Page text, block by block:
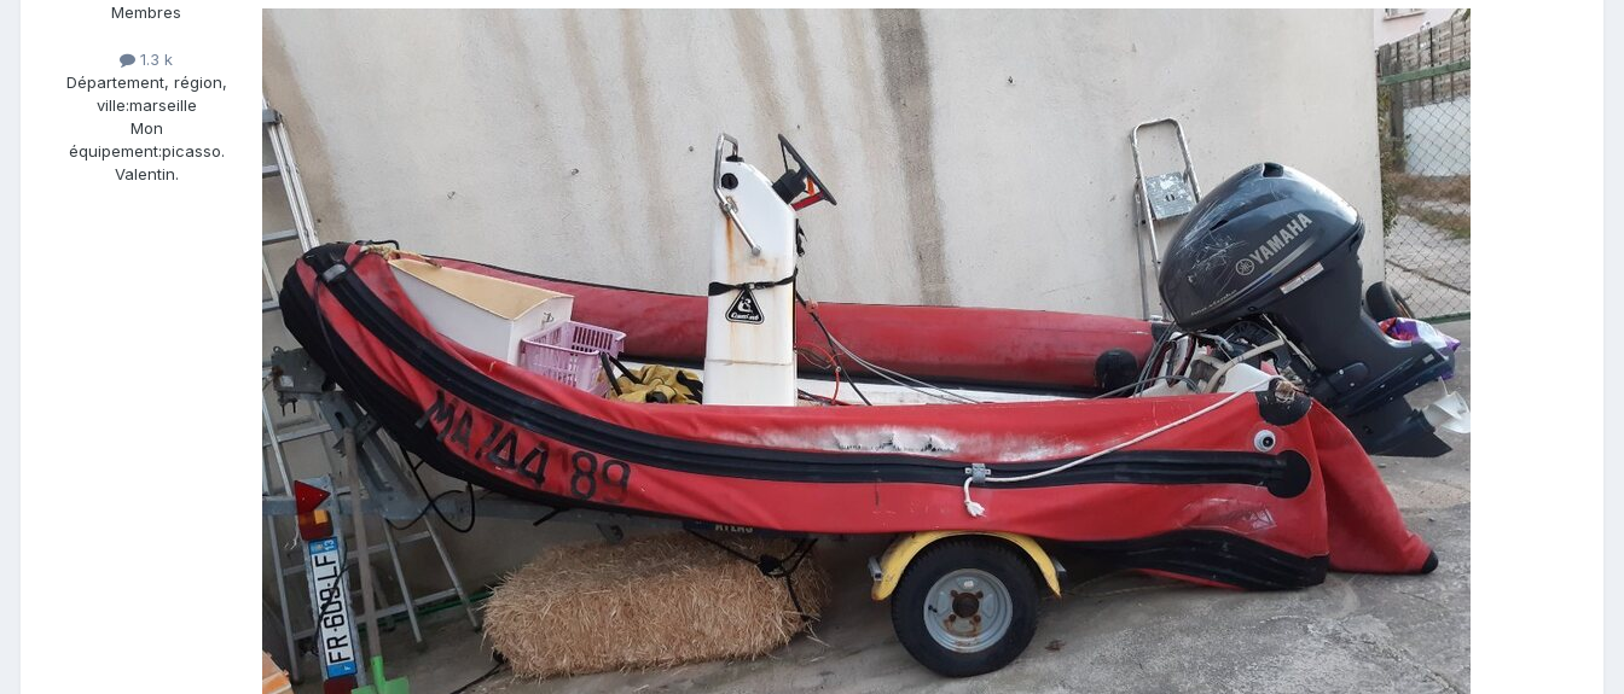
Membres
1.3 k
Département, région,
ville:marseille
Mon
équipement:picasso.
Valentin.